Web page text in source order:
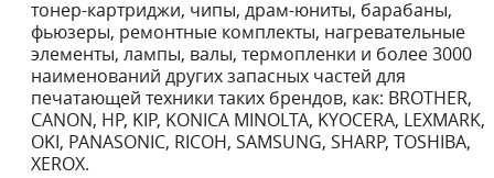
тонер-картриджи, чипы, драм-юниты, барабаны,
фьюзеры, ремонтные комплекты, нагревательные
элементы, лампы, валы, термопленки и более 3000
наименований других запасных частей для
печатающей техники таких брендов, как: BROTHER,
CANON, HP, KIP, KONICA MINOLTA, KYOCERA, LEXMARK,
OKI, PANASONIC, RICOH, SAMSUNG, SHARP, TOSHIBA,
XEROX.